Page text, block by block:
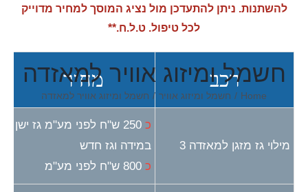
חשמל ומיזוג אוויר למאזדה
Home
/ חשמל ומיזוג אוויר / חשמל ומיזוג אוויר למאזדה
להשתנות. ניתן להתעדכן מול נציג המוסך למחיר מדוייק
לכל טיפול. ט.ל.ח.**
רכב מחיר
מילוי גז מזגן למאזדה 3
כ250 ש"ח לפני מע"מ גז ישן
במידה וגז חדש
כ800 ש"ח לפני מע"מ